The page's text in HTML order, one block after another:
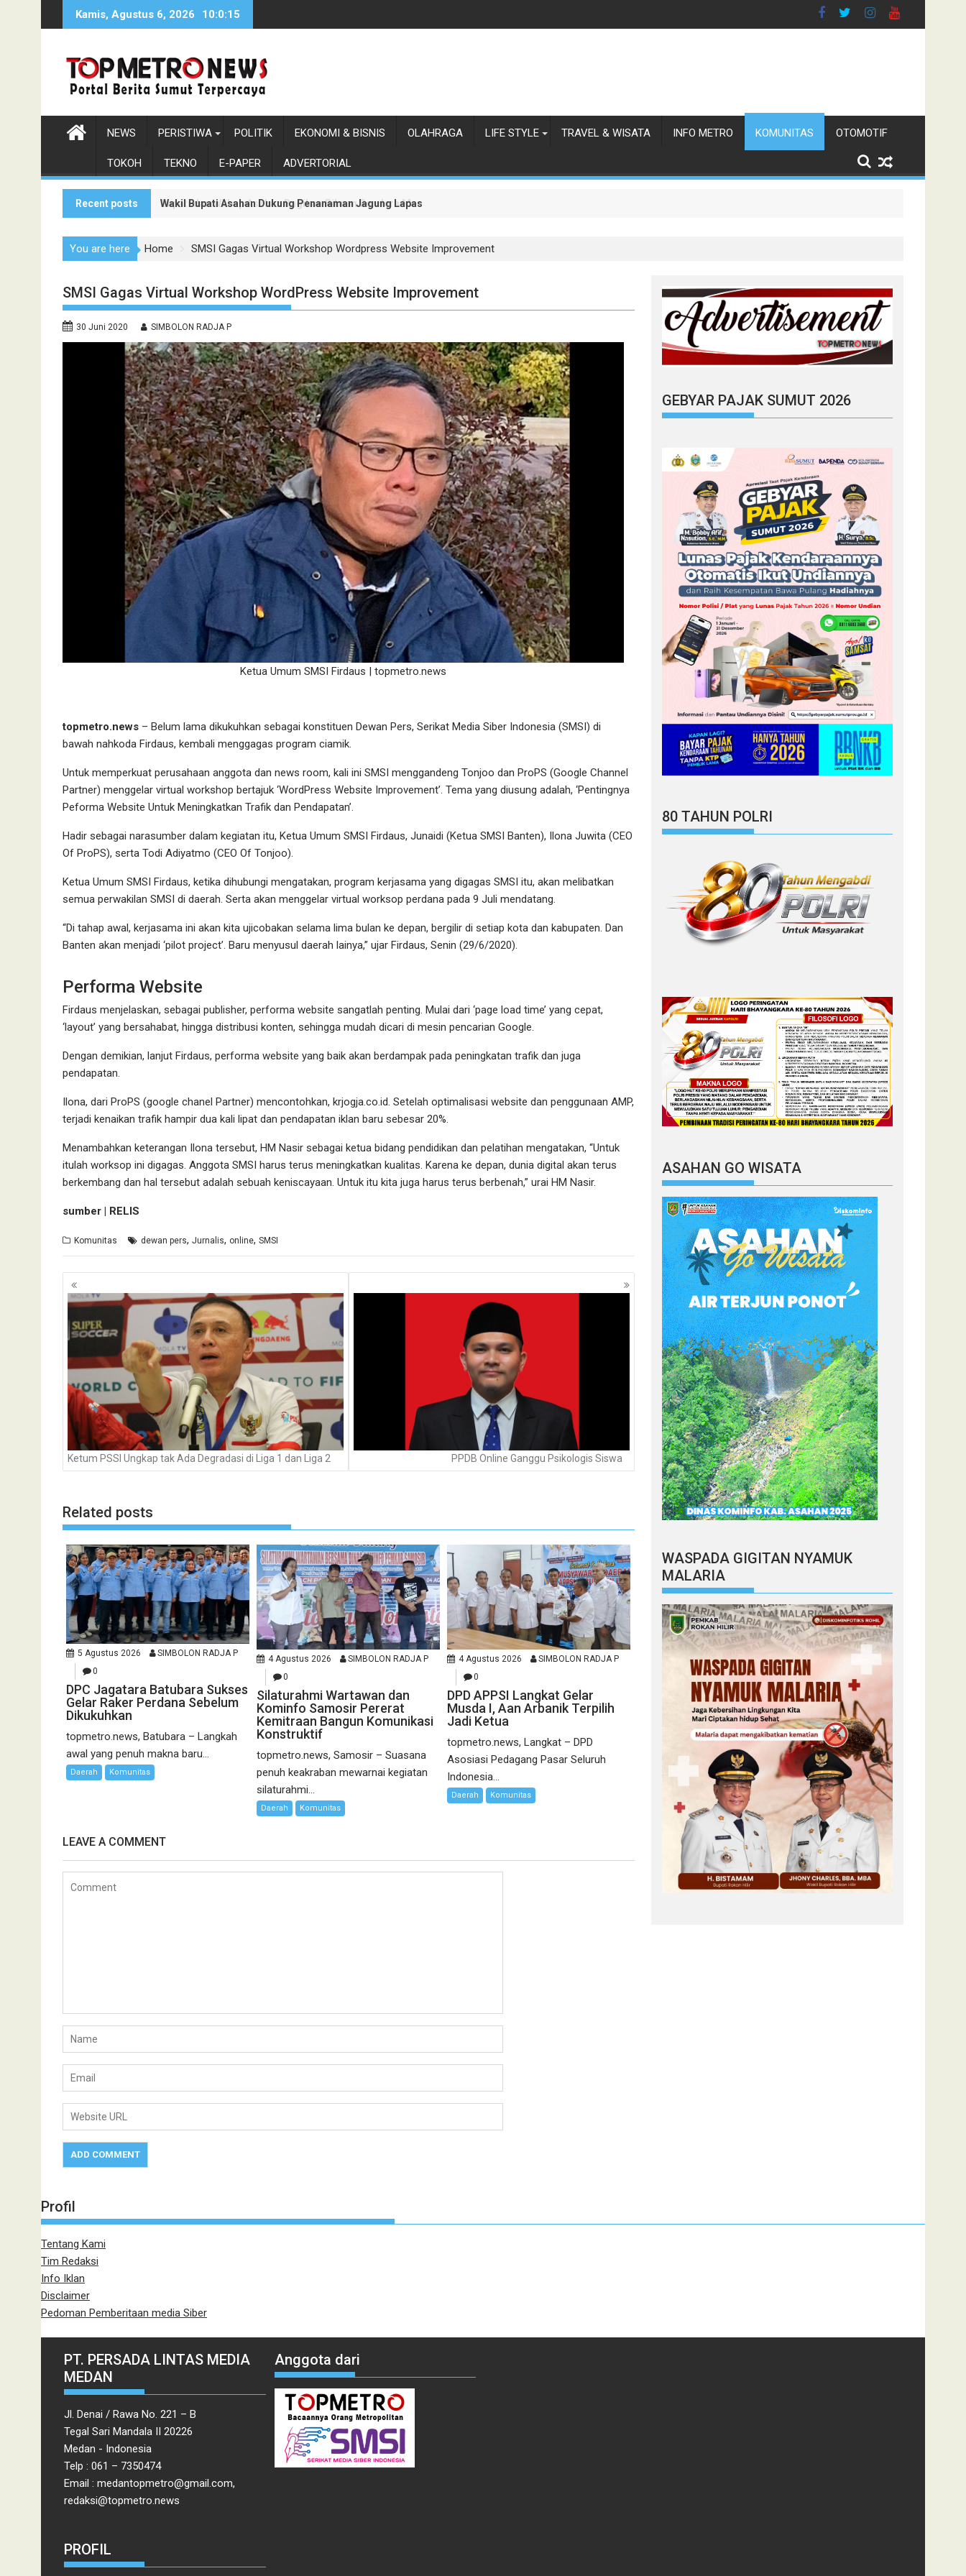
Kamis, Agustus 6, 2026 10:0:16
NEWS PERISTIWA POLITIK EKONOMI & BISNIS OLAHRAGA LIFE STYLE TRAVEL & WISATA INFO METRO KOMUNITAS OTOMOTIF
TOKOH TEKNO E-PAPER ADVERTORIAL
Recent posts Wakil Bupati Asahan Dukung Penanaman Jagung Lapas Labuhan Ruku
Bupati dan Wabup Asahan Bagikan Ribuan Bendera Merah Putih
You are here Home SMSI Gagas Virtual Workshop Wordpress Website Improvement
SMSI Gagas Virtual Workshop WordPress Website Improvement
30 Juni 2020 SIMBOLON RADJA P
Ketua Umum SMSI Firdaus | topmetro.news
topmetro.news – Belum lama dikukuhkan sebagai konstituen Dewan Pers, Serikat Media Siber Indonesia (SMSI) di
bawah nahkoda Firdaus, kembali menggagas program ciamik.
Untuk memperkuat perusahaan anggota dan news room, kali ini SMSI menggandeng Tonjoo dan ProPS (Google Channel
Partner) menggelar virtual workshop bertajuk ‘WordPress Website Improvement’. Tema yang diusung adalah, ‘Pentingnya
Peforma Website Untuk Meningkatkan Trafik dan Pendapatan’.
Hadir sebagai narasumber dalam kegiatan itu, Ketua Umum SMSI Firdaus, Junaidi (Ketua SMSI Banten), Ilona Juwita (CEO
Of ProPS), serta Todi Adiyatmo (CEO Of Tonjoo).
Ketua Umum SMSI Firdaus, ketika dihubungi mengatakan, program kerjasama yang digagas SMSI itu, akan melibatkan
semua perwakilan SMSI di daerah. Serta akan menggelar virtual worksop perdana pada 9 Juli mendatang.
“Di tahap awal, kerjasama ini akan kita ujicobakan selama lima bulan ke depan, bergilir di setiap kota dan kabupaten. Dan
Banten akan menjadi ‘pilot project’. Baru menyusul daerah lainya,” ujar Firdaus, Senin (29/6/2020).
Performa Website
Firdaus menjelaskan, sebagai publisher, performa website sangatlah penting. Mulai dari ‘page load time’ yang cepat,
‘layout’ yang bersahabat, hingga distribusi konten, sehingga mudah dicari di mesin pencarian Google.
Dengan demikian, lanjut Firdaus, performa website yang baik akan berdampak pada peningkatan trafik dan juga
pendapatan.
Ilona, dari ProPS (google chanel Partner) mencontohkan, krjogja.co.id. Setelah optimalisasi website dan penggunaan AMP,
terjadi kenaikan trafik hampir dua kali lipat dan pendapatan iklan baru sebesar 20%.
Menambahkan keterangan Ilona tersebut, HM Nasir sebagai ketua bidang pendidikan dan pelatihan mengatakan, “Untuk
itulah worksop ini digagas. Anggota SMSI harus terus meningkatkan kualitas. Karena ke depan, dunia digital akan terus
berkembang dan hal tersebut adalah sebuah keniscayaan. Untuk itu kita juga harus terus berbenah,” urai HM Nasir.
sumber | RELIS
Komunitas dewan pers, Jurnalis, online, SMSI
Navigasi
pos
Ketum PSSI Ungkap tak Ada Degradasi di Liga 1 dan Liga 2 PPDB Online Ganggu Psikologis Siswa
Related posts
5 Agustus 2026
SIMBOLON RADJA P
0
DPC Jagatara Batubara Sukses
Gelar Raker Perdana Sebelum
Dikukuhkan
topmetro.news, Batubara – Langkah
awal yang penuh makna baru...
Daerah Komunitas
4 Agustus 2026
SIMBOLON RADJA P
0
Silaturahmi Wartawan dan
Kominfo Samosir Pererat
Kemitraan Bangun Komunikasi
Konstruktif
topmetro.news, Samosir – Suasana
penuh keakraban mewarnai kegiatan
silaturahmi...
Daerah Komunitas
4 Agustus 2026
SIMBOLON RADJA P
0
DPD APPSI Langkat Gelar
Musda I, Aan Arbanik Terpilih
Jadi Ketua
topmetro.news, Langkat – DPD
Asosiasi Pedagang Pasar Seluruh
Indonesia...
Daerah Komunitas
LEAVE A COMMENT
GEBYAR PAJAK SUMUT 2026
80 TAHUN POLRI
ASAHAN GO WISATA
WASPADA GIGITAN NYAMUK
MALARIA
Profil
Tentang Kami
Tim Redaksi
Info Iklan
Disclaimer
Pedoman Pemberitaan media Siber
PT. PERSADA LINTAS MEDIA
MEDAN
Jl. Denai / Rawa No. 221 – B
Tegal Sari Mandala II 20226
Medan - Indonesia
Telp : 061 – 7350474
Email : medantopmetro@gmail.com,
redaksi@topmetro.news
Anggota dari
PROFIL